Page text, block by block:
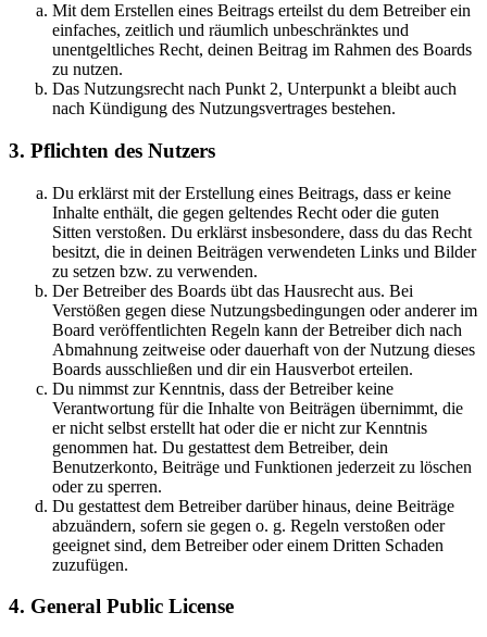
Mit dem Erstellen eines Beitrags erteilst du dem Betreiber ein
einfaches, zeitlich und räumlich unbeschränktes und
unentgeltliches Recht, deinen Beitrag im Rahmen des Boards
zu nutzen.
Das Nutzungsrecht nach Punkt 2, Unterpunkt a bleibt auch
nach Kündigung des Nutzungsvertrages bestehen.
3. Pflichten des Nutzers
Du erklärst mit der Erstellung eines Beitrags, dass er keine
Inhalte enthält, die gegen geltendes Recht oder die guten
Sitten verstoßen. Du erklärst insbesondere, dass du das Recht
besitzt, die in deinen Beiträgen verwendeten Links und Bilder
zu setzen bzw. zu verwenden.
Der Betreiber des Boards übt das Hausrecht aus. Bei
Verstößen gegen diese Nutzungsbedingungen oder anderer im
Board veröffentlichten Regeln kann der Betreiber dich nach
Abmahnung zeitweise oder dauerhaft von der Nutzung dieses
Boards ausschließen und dir ein Hausverbot erteilen.
Du nimmst zur Kenntnis, dass der Betreiber keine
Verantwortung für die Inhalte von Beiträgen übernimmt, die
er nicht selbst erstellt hat oder die er nicht zur Kenntnis
genommen hat. Du gestattest dem Betreiber, dein
Benutzerkonto, Beiträge und Funktionen jederzeit zu löschen
oder zu sperren.
Du gestattest dem Betreiber darüber hinaus, deine Beiträge
abzuändern, sofern sie gegen o. g. Regeln verstoßen oder
geeignet sind, dem Betreiber oder einem Dritten Schaden
zuzufügen.
4. General Public License